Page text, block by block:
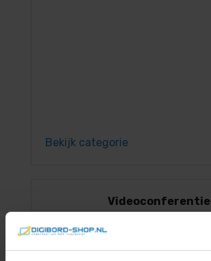
Bekijk categorie
Videoconferentie